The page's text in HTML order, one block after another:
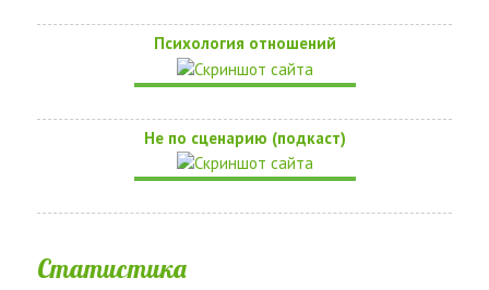
Психология отношений
Не по сценарию (подкаст)
Статистика